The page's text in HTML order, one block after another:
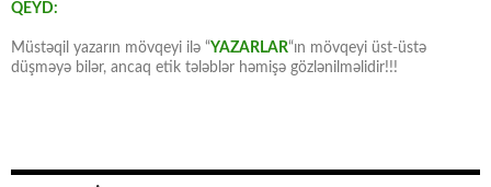
QEYD:
Müstəqil yazarın mövqeyi ilə “YAZARLAR“ın mövqeyi üst-üstə
düşməyə bilər, ancaq etik tələblər həmişə gözlənilməlidir!!!